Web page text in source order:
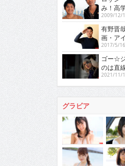
み！高
2009/12/
有野晋
画・ア
2017/5/
ゴー☆
のは直
2021/11/
グラビア